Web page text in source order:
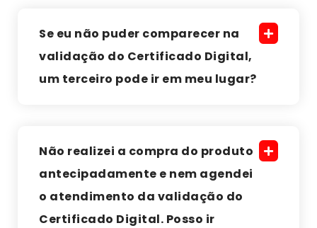
Se eu não puder comparecer na
validação do Certificado Digital,
um terceiro pode ir em meu lugar?
Não realizei a compra do produto
antecipadamente e nem agendei
o atendimento da validação do
Certificado Digital. Posso ir